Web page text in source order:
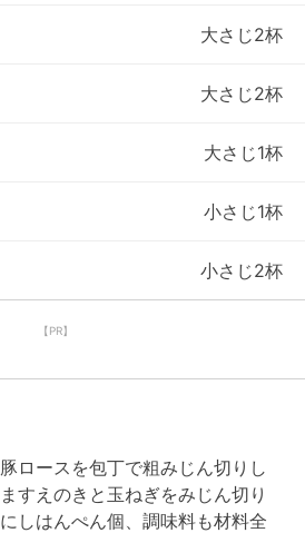
大さじ2杯
大さじ2杯
大さじ1杯
小さじ1杯
小さじ2杯
【PR】
豚ロースを包丁で粗みじん切りし
ますえのきと玉ねぎをみじん切り
にしはんぺん個、調味料も材料全